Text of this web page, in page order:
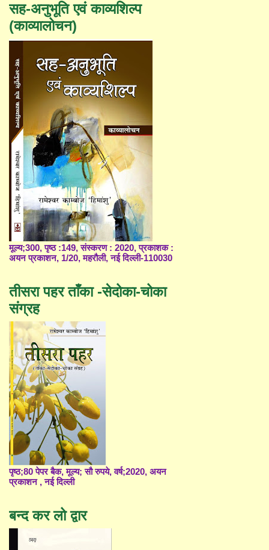
सह-अनुभूति एवं काव्यशिल्प
(काव्यालोचन)
मूल्य;300, पृष्ठ :149, संस्करण : 2020, प्रकाशक :
अयन प्रकाशन, 1/20, महरौली, नई दिल्ली-110030
तीसरा पहर ताँका -सेदोका-चोका
संग्रह
पृष्ठ;80 पेपर बैक, मूल्य; सौ रुपये, वर्ष;2020, अयन
प्रकाशन , नई दिल्ली
बन्द कर लो द्वार